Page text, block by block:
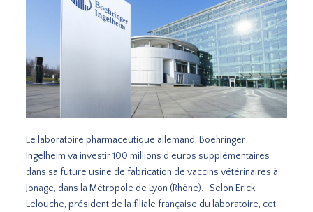
Le laboratoire pharmaceutique allemand, Boehringer
Ingelheim va investir 100 millions d’euros supplémentaires
dans sa future usine de fabrication de vaccins vétérinaires à
Jonage, dans la Métropole de Lyon (Rhône). Selon Erick
Lelouche, président de la filiale française du laboratoire, cet